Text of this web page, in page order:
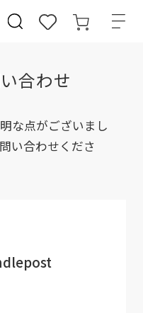
合わせ
な点がございまし
い合わせくださ